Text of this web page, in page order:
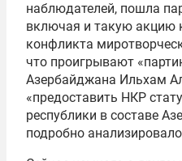
наблюдателей, пошла
включая и такую акцию
конфликта
что проигрывают
Азербайджана Ильхам
«предоставить НКР
республики в составе
подробно